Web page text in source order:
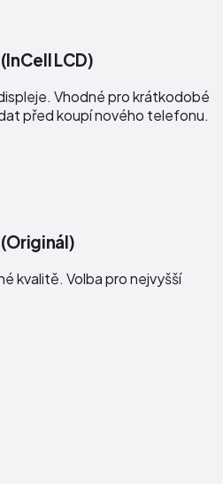
LCD)
Vhodné pro krátkodobé
před koupí nového telefonu.
kvalitě. Volba pro nejvyšší